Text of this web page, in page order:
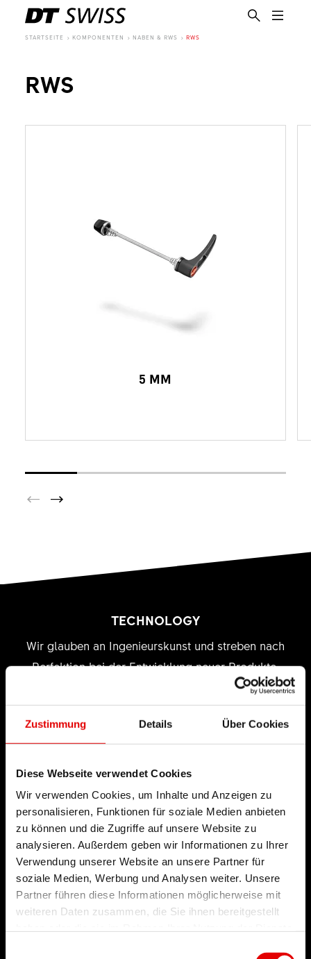
Zustimmung Details Über Cookies
Diese Webseite verwendet Cookies
Wir verwenden Cookies, um Inhalte und Anzeigen zu
personalisieren, Funktionen für soziale Medien anbieten
zu können und die Zugriffe auf unsere Website zu
analysieren. Außerdem geben wir Informationen zu Ihrer
Verwendung unserer Website an unsere Partner für
soziale Medien, Werbung und Analysen weiter. Unsere
Partner führen diese Informationen möglicherweise mit
weiteren Daten zusammen, die Sie ihnen bereitgestellt
STARTSEITE KOMPONENTEN NABEN & RWS RWS
RWS
5 MM
TECHNOLOGY
Wir glauben an Ingenieurskunst und streben nach
Perfektion bei der Entwicklung neuer Produkte.
Unser Leitgedanke ist es dabei, die
technologischen Grenzen immer weiter zu
verschieben.